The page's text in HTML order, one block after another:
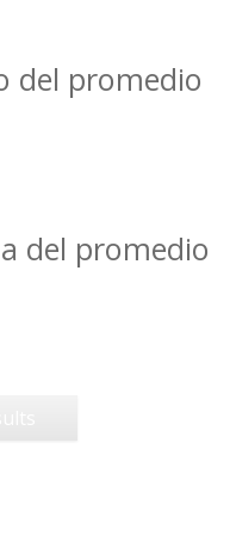
del promedio
del promedio